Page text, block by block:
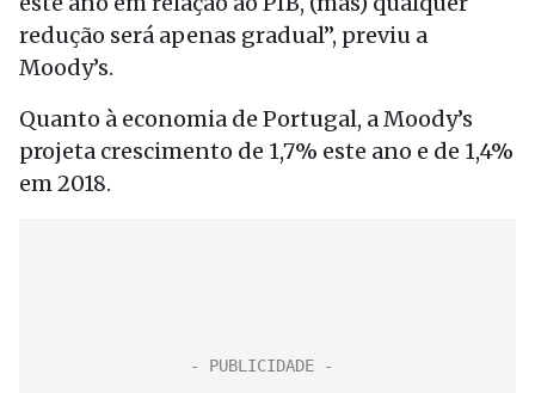
redução será apenas gradual”, previu a
Moody’s.
Quanto à economia de Portugal, a Moody’s
projeta crescimento de 1,7% este ano e de 1,4%
em 2018.